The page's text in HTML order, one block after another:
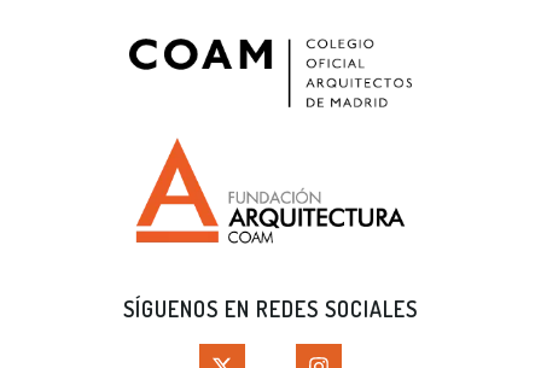
SÍGUENOS EN REDES SOCIALES